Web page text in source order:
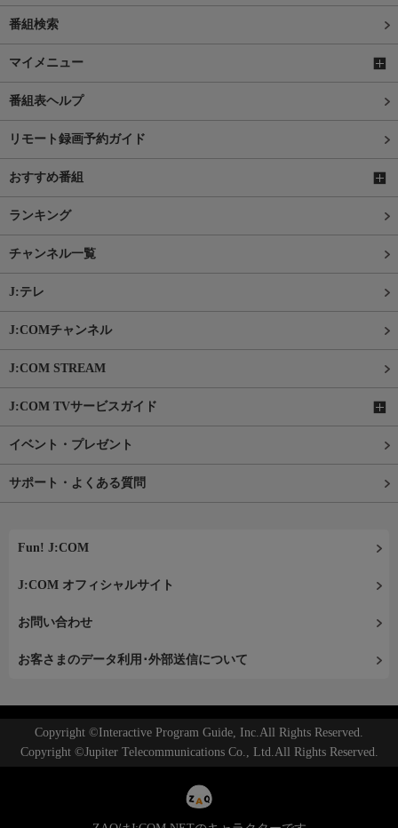
番組検索
マイメニュー
番組表ヘルプ
リモート録画予約ガイド
おすすめ番組
ランキング
チャンネル一覧
J:テレ
J:COMチャンネル
J:COM STREAM
J:COM TVサービスガイド
イベント・プレゼント
サポート・よくある質問
Fun! J:COM
J:COM オフィシャルサイト
お問い合わせ
お客さまのデータ利用･外部送信について
Copyright ©Interactive Program Guide, Inc.All Rights Reserved.
Copyright ©Jupiter Telecommunications Co., Ltd.All Rights Reserved.